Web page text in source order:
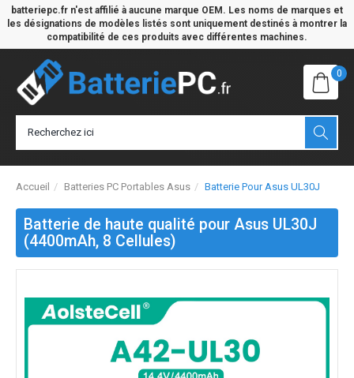
batteriepc.fr n'est affilié à aucune marque OEM. Les noms de marques et
les désignations de modèles listés sont uniquement destinés à montrer la
compatibilité de ces produits avec différentes machines.
0
Accueil Batteries PC Portables Asus Batterie Pour Asus UL30J
Batterie de haute qualité pour Asus UL30J
(4400mAh, 8 Cellules)